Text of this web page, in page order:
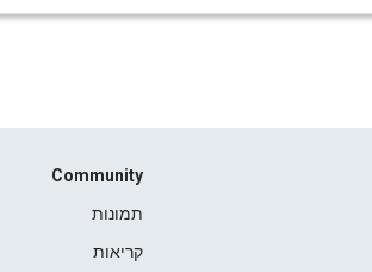
Community
תמונות
קריאות